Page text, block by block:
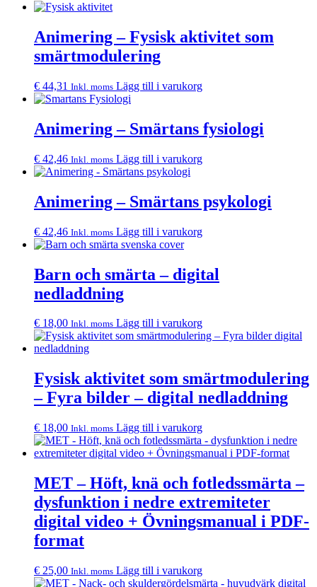
Animering – Fysisk aktivitet som
smärtmodulering
€ 44,31 Inkl. moms Lägg till i varukorg
Animering – Smärtans fysiologi
€ 42,46 Inkl. moms Lägg till i varukorg
Animering – Smärtans psykologi
€ 42,46 Inkl. moms Lägg till i varukorg
Barn och smärta – digital
nedladdning
€ 18,00 Inkl. moms Lägg till i varukorg
Fysisk aktivitet som smärtmodulering
– Fyra bilder – digital nedladdning
€ 18,00 Inkl. moms Lägg till i varukorg
MET – Höft, knä och fotledssmärta –
dysfunktion i nedre extremiteter
digital video + Övningsmanual i PDF-
format
€ 25,00 Inkl. moms Lägg till i varukorg